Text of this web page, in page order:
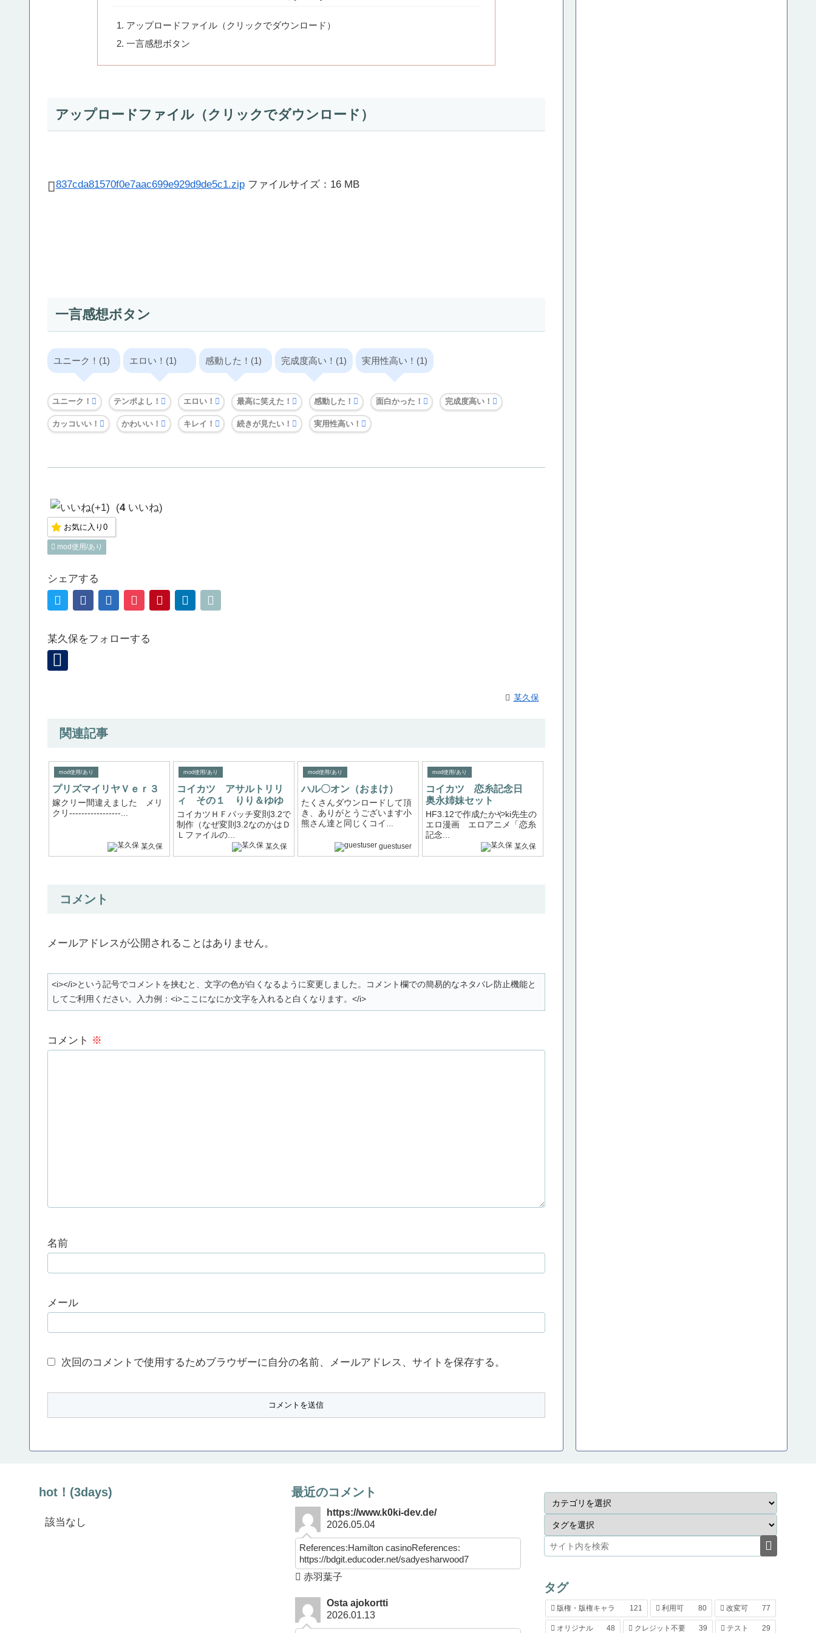
アップロードファイル（クリックでダウンロード）
一言感想ボタン
アップロードファイル（クリックでダウンロード）
837cda81570f0e7aac699e929d9de5c1.zipファイルサイズ：16 MB
一言感想ボタン
ユニーク！(1) エロい！(1) 感動した！(1) 完成度高い！(1) 実用性高い！(1)
ユニーク！ テンポよし！ エロい！ 最高に笑えた！ 感動した！ 面白かった！ 完成度高い！
カッコいい！ かわいい！ キレイ！ 続きが見たい！ 実用性高い！
(4いいね)
お気に入り0
mod使用/あり
シェアする
某久保をフォローする
某久保
関連記事
mod使用/あり
プリズマイリヤＶｅｒ３
嫁クリー間違えました メリ
クリ-----------------...
某久保
mod使用/あり
コイカツ アサルトリリ
ィ その１ りり＆ゆゆ
コイカツＨＦパッチ変則3.2で
制作（なぜ変則3.2なのかはＤ
Ｌファイルの...
某久保
mod使用/あり
ハル〇オン（おまけ）
たくさんダウンロードして頂
き、ありがとうございます小
熊さん達と同じくコイ...
guestuser
mod使用/あり
コイカツ 恋糸記念日
奥永姉妹セット
HF3.12で作成たかやki先生の
エロ漫画 エロアニメ「恋糸
記念...
某久保
コメント
メールアドレスが公開されることはありません。
<i></i>という記号でコメントを挟むと、文字の色が白くなるように変更しました。コメント欄での簡易的なネタバレ防止機能と
してご利用ください。入力例：<i>ここになにか文字を入れると白くなります。</i>
コメント ※
名前
メール
次回のコメントで使用するためブラウザーに自分の名前、メールアドレス、サイトを保存する。
hot！(3days)
該当なし
最近のコメント
https://www.k0ki-dev.de/
2026.05.04
References:Hamilton casinoReferences:
https://bdgit.educoder.net/sadyesharwood7
赤羽葉子
Osta ajokortti
2026.01.13
タグ
版権・版権キャラ 121 利用可 80 改変可 77
オリジナル 48 クレジット不要 39 テスト 29